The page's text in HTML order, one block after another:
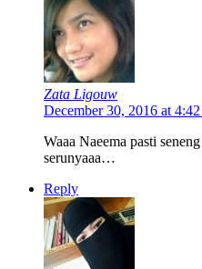
Zata Ligouw
December 30, 2016 at
Waaa Naeema pasti
serunyaaa…
Reply